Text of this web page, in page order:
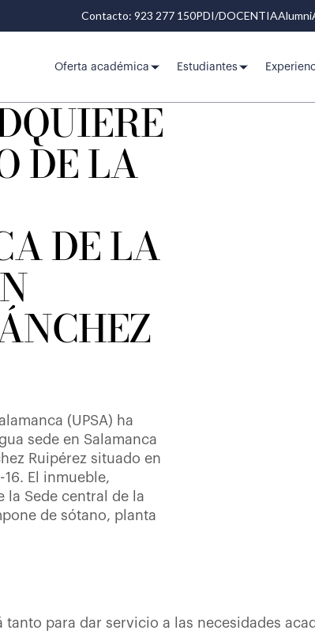
Contacto: 923 277 150PDI/DOCENTIAAlumni
Oferta académica Estudiantes
DE LA
DE LA
(UPSA) ha
sede en Salamanca
Ruipérez situado en
16. El inmueble,
la Sede central de la
de sótano, planta
tanto para dar servicio a las necesidades